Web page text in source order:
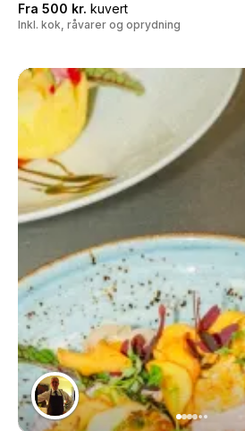
Fra 500 kr. kuvert
Inkl. kok, råvarer og oprydning